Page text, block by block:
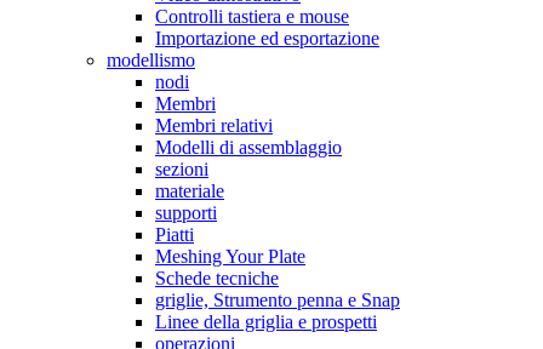
Controlli tastiera e mouse
Importazione ed esportazione
modellismo
nodi
Membri
Membri relativi
Modelli di assemblaggio
sezioni
materiale
supporti
Piatti
Meshing Your Plate
Schede tecniche
griglie, Strumento penna e Snap
Linee della griglia e prospetti
operazioni